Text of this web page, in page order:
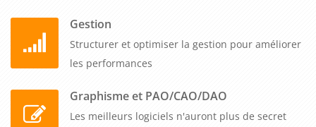
Gestion
Structurer et optimiser la gestion pour améliorer
les performances
Graphisme et PAO/CAO/DAO
Les meilleurs logiciels n'auront plus de secret